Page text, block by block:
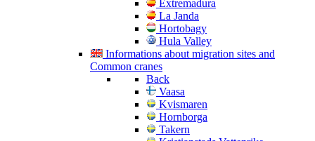
Extremadura
La Janda
Hortobagy
Hula Valley
Informations about migration sites and
Common cranes
Back
Vaasa
Kvismaren
Hornborga
Takern